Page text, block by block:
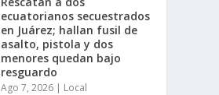
ecuatorianos secuestrados
en Juárez; hallan fusil de
asalto, pistola y dos
menores quedan bajo
resguardo
Ago 7, 2026 | Local